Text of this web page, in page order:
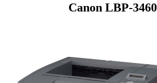
Canon LBP-3460